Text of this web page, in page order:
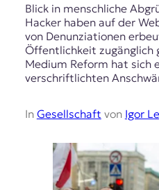
Blick in menschliche
Hacker haben auf der
von Denunziationen
Öffentlichkeit zugänglich
Medium Reform hat sich
verschriftlichten
In Gesellschaft von Igor